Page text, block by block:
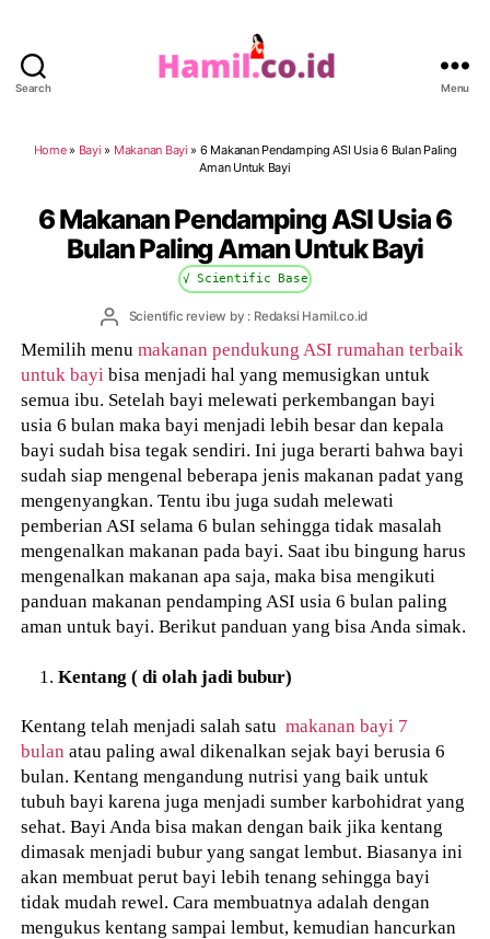
Search Menu
Home» Bayi » Makanan Bayi » 6 Makanan Pendamping ASI Usia 6 Bulan Paling
Aman Untuk Bayi
6 Makanan Pendamping ASI Usia 6
Bulan Paling Aman Untuk Bayi
√ Scientific Base
PostScientific review by : Redaksi Hamil.co.id
Memilih menumakanan pendukung ASI rumahan terbaik
untuk bayi bisa menjadi hal yang memusigkan untuk
semua ibu. Setelah bayi melewati perkembangan bayi
usia 6 bulan maka bayi menjadi lebih besar dan kepala
bayi sudah bisa tegak sendiri. Ini juga berarti bahwa bayi
sudah siap mengenal beberapa jenis makanan padat yang
mengenyangkan. Tentu ibu juga sudah melewati
pemberian ASI selama 6 bulan sehingga tidak masalah
mengenalkan makanan pada bayi. Saat ibu bingung harus
mengenalkan makanan apa saja, maka bisa mengikuti
panduan makanan pendamping ASI usia 6 bulan paling
aman untuk bayi. Berikut panduan yang bisa Anda simak.
Kentang ( di olah jadi bubur)
Kentang telah menjadi salah satumakanan bayi 7
bulan atau paling awal dikenalkan sejak bayi berusia 6
bulan. Kentang mengandung nutrisi yang baik untuk
tubuh bayi karena juga menjadi sumber karbohidrat yang
sehat. Bayi Anda bisa makan dengan baik jika kentang
dimasak menjadi bubur yang sangat lembut. Biasanya ini
akan membuat perut bayi lebih tenang sehingga bayi
tidak mudah rewel. Cara membuatnya adalah dengan
mengukus kentang sampai lembut, kemudian hancurkan